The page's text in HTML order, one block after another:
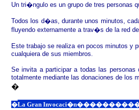
Un tri�ngulo es un grupo de tres personas
Todos los d�as, durante unos minutos,
fluyendo externamente a trav�s de la red
Este trabajo se realiza en pocos minutos y
cualquiera de sus miembros.
Se invita a participar a todas las
totalmente mediante las donaciones de los
�
�La Gran